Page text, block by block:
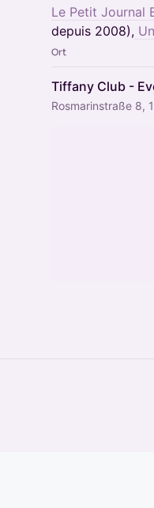
Le Petit Journal
depuis 2008),
Ort
Tiffany Club -
Rosmarinstraße 8,